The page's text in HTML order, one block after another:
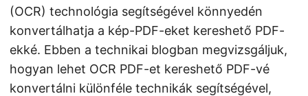
(OCR) technológia segítségével könnyedén
konvertálhatja a kép-PDF-eket kereshető PDF-
ekké. Ebben a technikai blogban megvizsgáljuk,
hogyan lehet OCR PDF-et kereshető PDF-vé
konvertálni különféle technikák segítségével,